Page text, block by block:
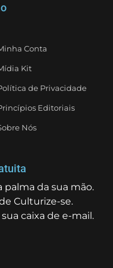
Conta
Kit
de Privacidade
Editoriais
Nós
palma da sua mão.
Culturize-se.
caixa de e-mail.